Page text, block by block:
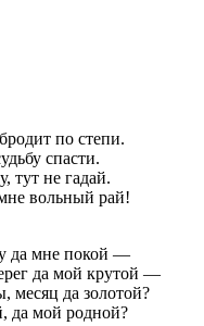
по степи.
спасти.
тут не гадай.
вольный рай!
да мне покой —
да мой крутой —
месяц да золотой?
да мой родной?